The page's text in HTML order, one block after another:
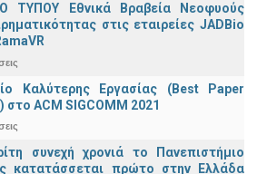
ΤΥΠΟΥ Εθνικά Βραβεία Νεοφυούς
στις εταιρείες JADBio
Καλύτερης Εργασίας (Best Paper
στο ACM SIGCOMM 2021
συνεχή χρονιά το Πανεπιστήμιο
κατατάσσεται πρώτο στην Ελλάδα